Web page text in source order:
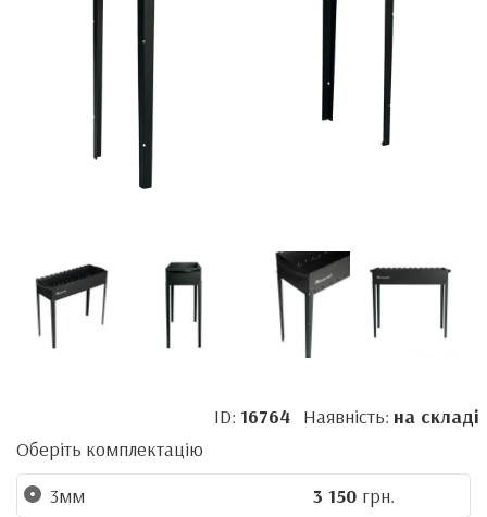
ID: 16764Наявність: на складі
Оберіть комплектацію
3мм
3 150 грн.